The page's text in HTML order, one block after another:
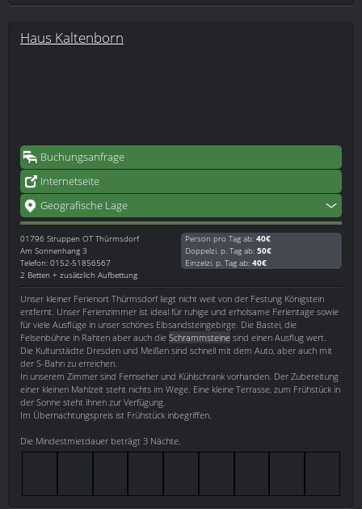
Haus Kaltenborn
Buchungsanfrage
Internetseite
Geografische Lage
01796 Struppen OT Thürmsdorf
Am Sonnenhang 3
Telefon: 0152-51856567
2 Betten + zusätzlich Aufbettung
Person pro Tag ab: 40€
Doppelzi. p. Tag ab: 50€
Einzelzi. p. Tag ab: 40€
Unser kleiner Ferienort Thürmsdorf liegt nicht weit von der Festung Königstein
entfernt. Unser Ferienzimmer ist ideal für ruhige und erholsame Ferientage sowie
für viele Ausflüge in unser schönes Elbsandsteingebirge. Die Bastei, die
Felsenbühne in Rahten aber auch die Schrammsteine sind einen Ausflug wert.
Die Kulturstädte Dresden und Meißen sind schnell mit dem Auto, aber auch mit
der S-Bahn zu erreichen.
In unserem Zimmer sind Fernseher und Kühlschrank vorhanden. Der Zubereitung
einer kleinen Mahlzeit steht nichts im Wege. Eine kleine Terrasse, zum Frühstück in
der Sonne steht ihnen zur Verfügung.
Im Übernachtungspreis ist Frühstück inbegriffen.
Die Mindestmietdauer beträgt 3 Nächte.